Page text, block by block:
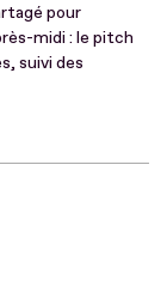
pour
midi : le pitch
suivi des